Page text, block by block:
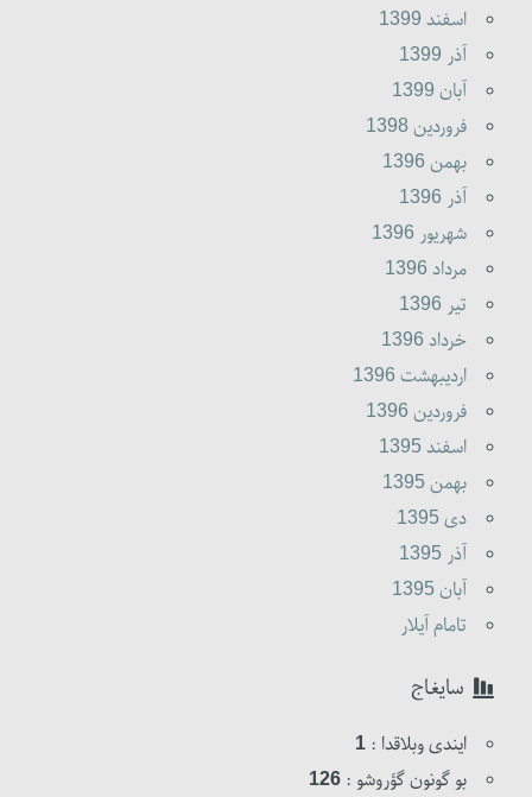
اسفند 1399
آذر 1399
آبان 1399
فروردين 1398
بهمن 1396
آذر 1396
شهريور 1396
مرداد 1396
تير 1396
خرداد 1396
ارديبهشت 1396
فروردين 1396
اسفند 1395
بهمن 1395
دى 1395
آذر 1395
آبان 1395
تامام آیلار
سایغاج
ایندی وبلاقدا : 1
بو گونون گؤروشو : 126